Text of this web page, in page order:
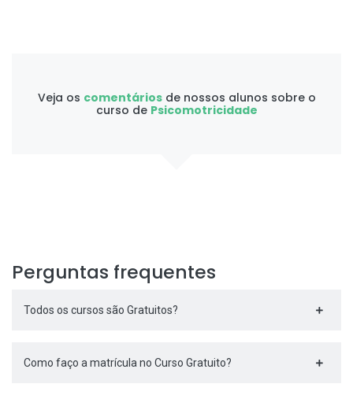
Veja os comentáriosde nossos alunos sobre o
curso de Psicomotricidade
Perguntas frequentes
Todos os cursos são Gratuitos?
Como faço a matrícula no Curso Gratuito?